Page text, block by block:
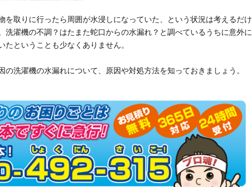
を取りに行ったら周囲が水浸しになっていた、という状況は考えるだけ
洗濯機の不調？はたまた蛇口からの水漏れ？と調べているうちに意外に
たということも少なくありません。
の洗濯機の水漏れについて、原因や対処方法を知っておきましょう。